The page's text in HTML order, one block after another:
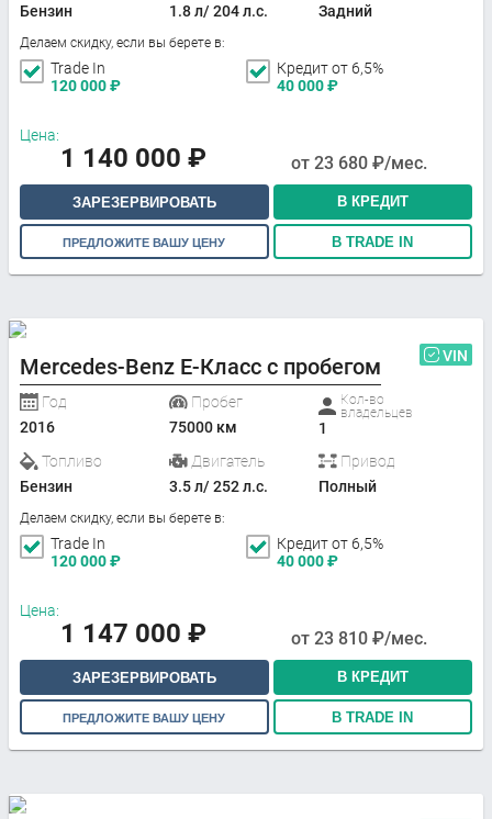
Бензин
1.8 л/ 204 л.с.
Задний
Делаем скидку, если вы берете в:
Trade In
120 000₽
Кредит от 6,5%
40 000₽
Цена:
1 140 000 ₽ от 23 680 ₽/мес.
ЗАРЕЗЕРВИРОВАТЬ В КРЕДИТ
ПРЕДЛОЖИТЕ ВАШУ ЦЕНУ В TRADE IN
Mercedes-Benz E-Класс с пробегом VIN
Год
2016
Пробег
75000 км
Кол-во
владельцев
1
Топливо
Бензин
Двигатель
3.5 л/ 252 л.с.
Привод
Полный
Делаем скидку, если вы берете в:
Trade In
120 000₽
Кредит от 6,5%
40 000₽
Цена:
1 147 000 ₽ от 23 810 ₽/мес.
ЗАРЕЗЕРВИРОВАТЬ В КРЕДИТ
ПРЕДЛОЖИТЕ ВАШУ ЦЕНУ В TRADE IN